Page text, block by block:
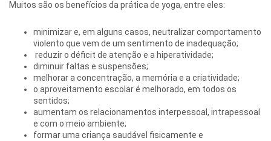
Muitos são os benefícios da prática de yoga, entre eles:
minimizar e, em alguns casos, neutralizar comportamento
violento que vem de um sentimento de inadequação;
reduzir o déficit de atenção e a hiperatividade;
diminuir faltas e suspensões;
melhorar a concentração, a memória e a criatividade;
o aproveitamento escolar é melhorado, em todos os
sentidos;
aumentam os relacionamentos interpessoal, intrapessoal
e com o meio ambiente;
formar uma criança saudável fisicamente e